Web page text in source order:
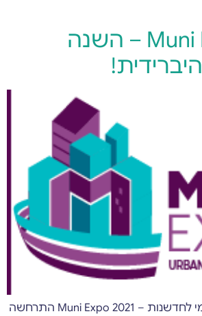
Muni Expo 2021 – השנה
ועידת השלטון המקומי לחדשנות – Muni Expo 2021 התרחשה